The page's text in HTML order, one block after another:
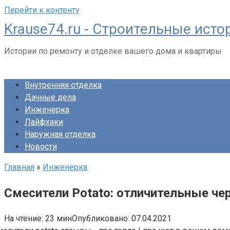
Перейти к контенту
Krause74.ru - Строительные
Истории по ремонту и отделке вашего дома и квартиры
Внутренняя отделка
Дачные дела
Инженерка
Лайфхаки
Наружная отделка
Новости
Главная » Инженерка
Смесители Potato: отличительные
На чтение: 23 минОпубликовано: 07.04.2021